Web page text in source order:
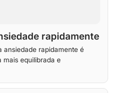
rapidamente
ansiedade rapidamente é
mais equilibrada e